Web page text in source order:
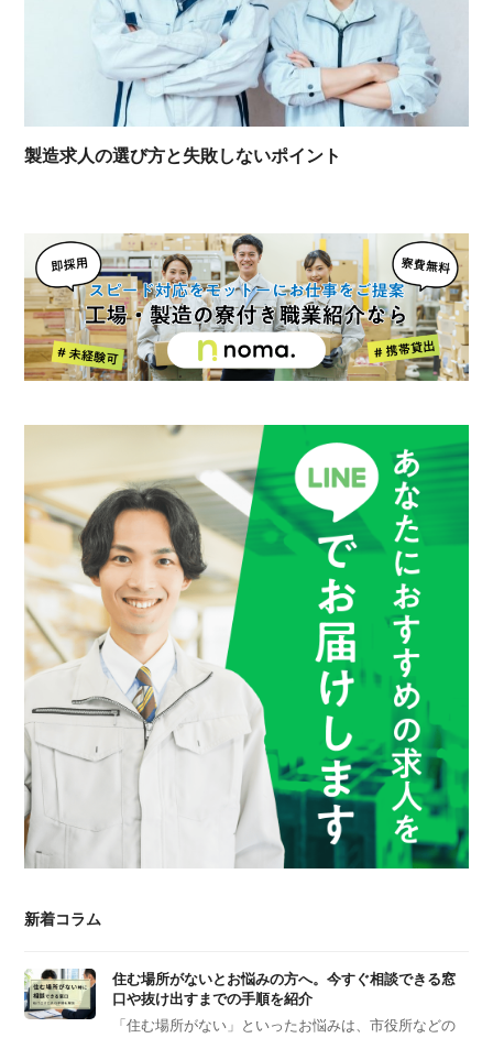
製造求人の選び方と失敗しないポイント
新着コラム
住む場所がないとお悩みの方へ。今すぐ相談できる窓
口や抜け出すまでの手順を紹介
「住む場所がない」といったお悩みは、市役所などの